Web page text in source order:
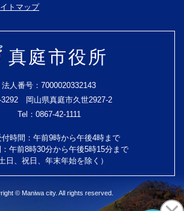
トマップ
真庭市役所
法人番号：7000020332143
3292 岡山県真庭市久世2927-2
Tel：0867-42-1111
付時間：午前9時から午後4時まで
午前8時30分から午後5時15分まで
土日、祝日、年末年始を除く）
© Maniwa city. All rights reserved.